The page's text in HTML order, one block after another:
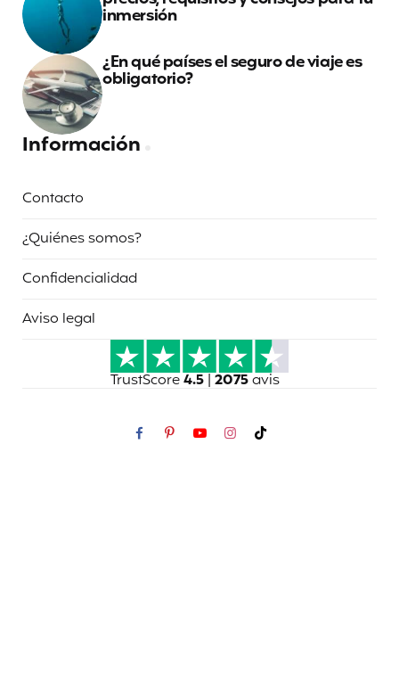
inmersión
¿En qué países el seguro de viaje es
obligatorio?
Información
Contacto
¿Quiénes somos?
Confidencialidad
Aviso legal
TrustScore4.5 2075avis